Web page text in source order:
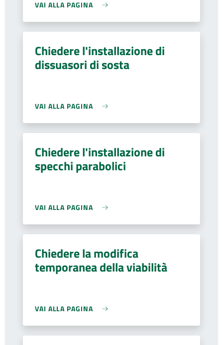
VAI ALLA PAGINA
Chiedere l'installazione di
dissuasori di sosta
VAI ALLA PAGINA
Chiedere l'installazione di
specchi parabolici
VAI ALLA PAGINA
Chiedere la modifica
temporanea della viabilità
VAI ALLA PAGINA